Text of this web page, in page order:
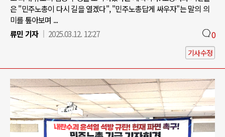
은 "민주노총이 다시 길을 열겠다", "민주노총답게 싸우자"는 말의 의
미를 톺아보며 ...
류민 기자
2025.03.12. 12:27 0
기사수정